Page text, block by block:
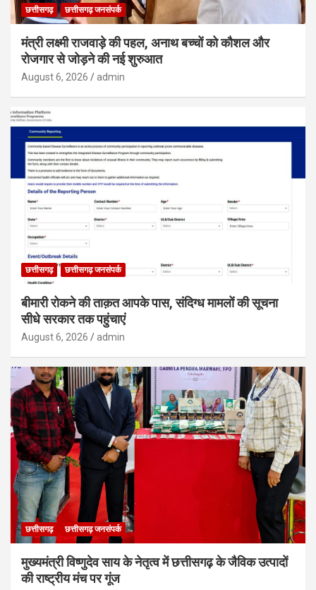
छत्तीसगढ़ छत्तीसगढ़ जनसंपर्क
मंत्री लक्ष्मी राजवाड़े की पहल, अनाथ बच्चों को कौशल और
रोजगार से जोड़ने की नई शुरुआत
August 6, 2026 admin
छत्तीसगढ़ छत्तीसगढ़ जनसंपर्क
बीमारी रोकने की ताक़त आपके पास, संदिग्ध मामलों की सूचना
सीधे सरकार तक पहुंचाएं
August 6, 2026 admin
छत्तीसगढ़ छत्तीसगढ़ जनसंपर्क
मुख्यमंत्री विष्णुदेव साय के नेतृत्व में छत्तीसगढ़ के जैविक उत्पादों
की राष्ट्रीय मंच पर गूंज